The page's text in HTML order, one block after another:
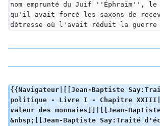
nom emprunté du Juif ''Éphraïm'',
qu'il avait forcé les saxons de
détresse où l'avait réduit la guerre
{{Navigateur|[[Jean-Baptiste
politique - Livre I - Chapitre
valeur des monnaies]]|[[Jean-
&nbsp;[[Jean-Baptiste Say:Traité